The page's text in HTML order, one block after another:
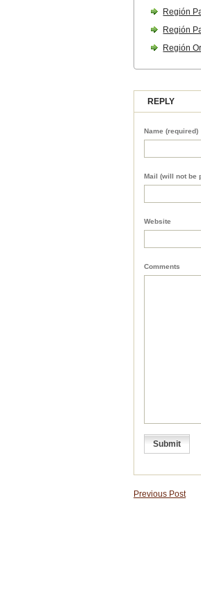
Región
Región
Región
REPLY
Name (required)
Mail (will not be
Website
Comments
Previous Post